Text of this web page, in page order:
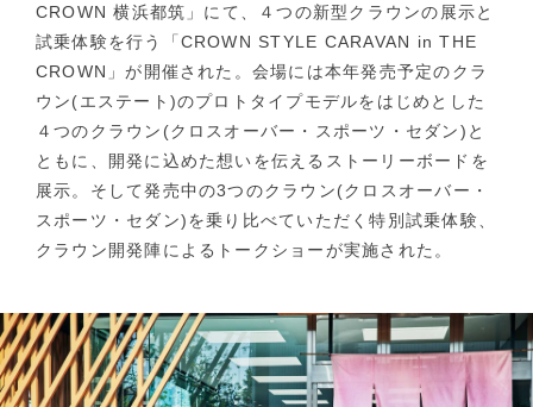
CROWN 横浜都筑」にて、４つの新型クラウンの展示と
試乗体験を行う「CROWN STYLE CARAVAN in THE
CROWN」が開催された。会場には本年発売予定のクラ
ウン(エステート)のプロトタイプモデルをはじめとした
４つのクラウン(クロスオーバー・スポーツ・セダン)と
ともに、開発に込めた想いを伝えるストーリーボードを
展示。そして発売中の3つのクラウン(クロスオーバー・
スポーツ・セダン)を乗り比べていただく特別試乗体験、
クラウン開発陣によるトークショーが実施された。